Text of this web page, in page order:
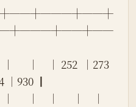
│      │    │ 252  │273
│930 ┃
│      │    │      │    │